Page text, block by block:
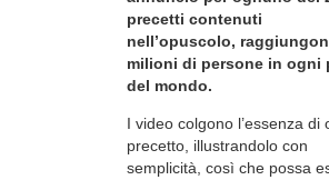
precetti contenuti
nell’opuscolo,
milioni di persone in ogni
del mondo.
I video colgono l’essenza di
precetto, illustrandolo con
semplicità, così che possa